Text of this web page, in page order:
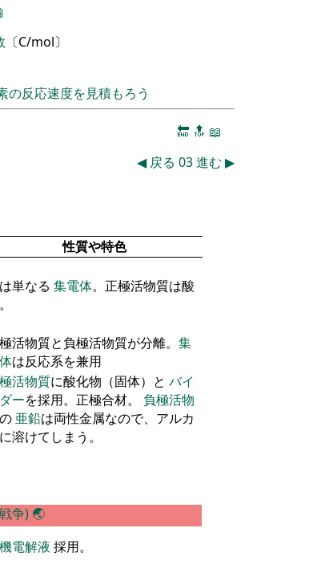
〔C/mol〕
の反応速度を見積もろう
🔚 🔝 📖
◀ 戻る 03進む ▶
性質や特色
単なる 集電体。正極活物質は酸
活物質と負極活物質が分離。 集
は反応系を兼用
活物質に酸化物（固体）と バイ
ーを採用。正極合材。 負極活物
の 亜鉛は両性金属なので、アルカ
溶けてしまう。
争) 🌏
電解液 採用。